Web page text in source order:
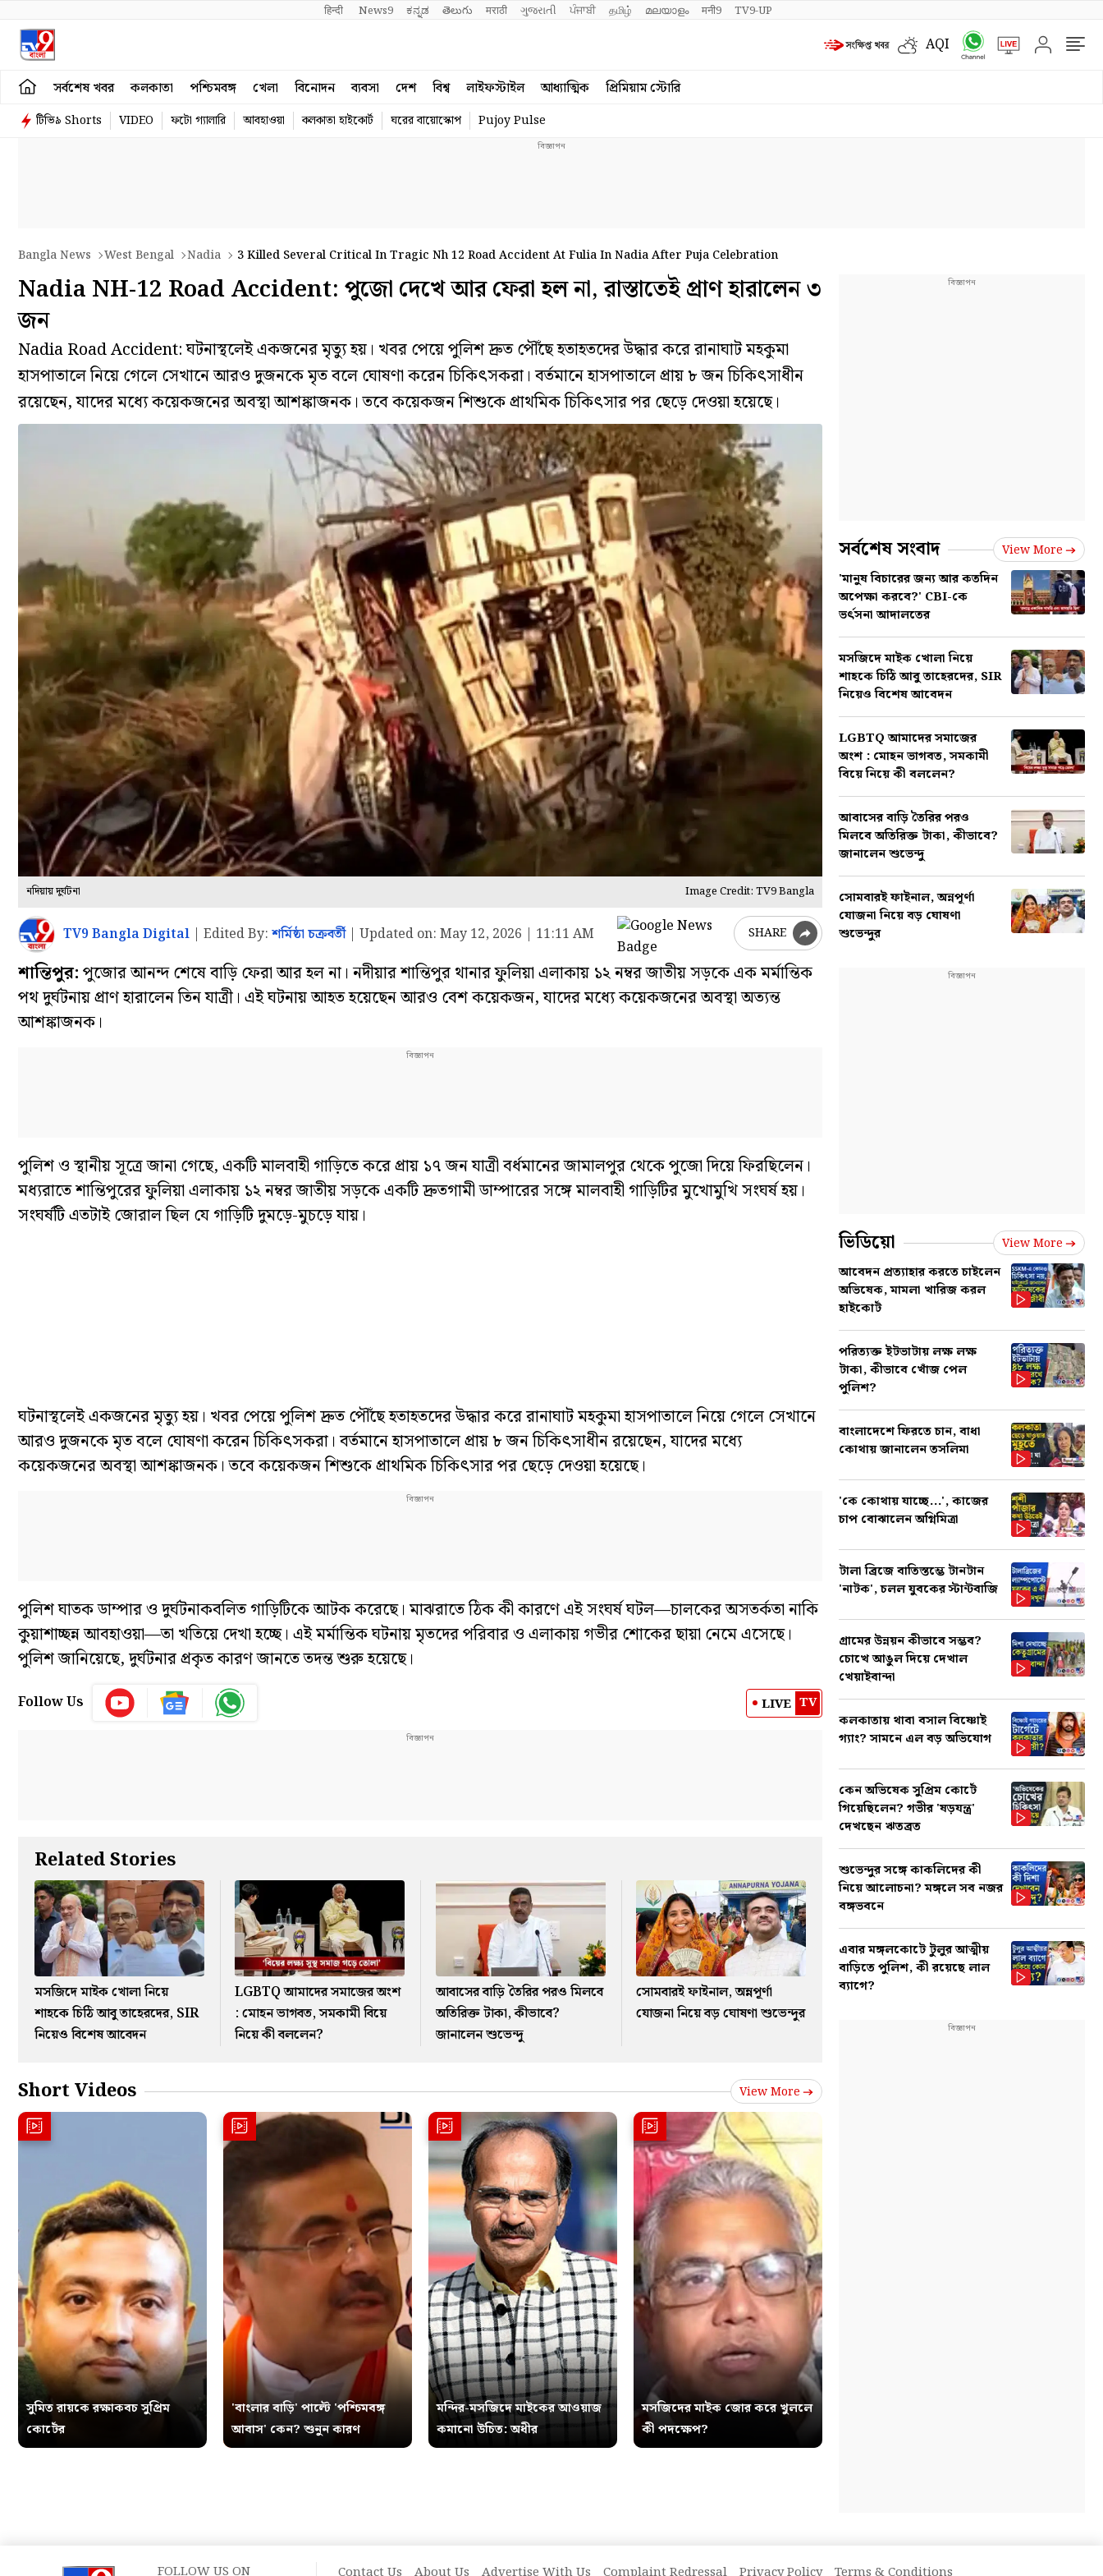
हिन्दी News9 ಕನ್ನಡ తెలుగు मराठी ગુજરાતી ਪੰਜਾਬੀ தமிழ் മലയാളം मनी9 TV9-UP
AQI
সর্বশেষ খবর কলকাতা পশ্চিমবঙ্গ খেলা বিনোদন ব্যবসা দেশ বিশ্ব লাইফস্টাইল আধ্যাত্মিক প্রিমিয়াম স্টোরি
টিভি৯ Shorts VIDEO ফটো গ্যালারি আবহাওয়া কলকাতা হাইকোর্ট ঘরের বায়োস্কোপ Pujoy Pulse
Bangla News West Bengal Nadia 3 Killed Several Critical In Tragic Nh 12 Road Accident At Fulia In Nadia After Puja Celebration
Nadia NH-12 Road Accident: পুজো দেখে আর ফেরা হল না, রাস্তাতেই প্রাণ হারালেন ৩
জন
Nadia Road Accident: ঘটনাস্থলেই একজনের মৃত্যু হয়। খবর পেয়ে পুলিশ দ্রুত পৌঁছে হতাহতদের উদ্ধার করে রানাঘাট মহকুমা
হাসপাতালে নিয়ে গেলে সেখানে আরও দুজনকে মৃত বলে ঘোষণা করেন চিকিৎসকরা। বর্তমানে হাসপাতালে প্রায় ৮ জন চিকিৎসাধীন
রয়েছেন, যাদের মধ্যে কয়েকজনের অবস্থা আশঙ্কাজনক। তবে কয়েকজন শিশুকে প্রাথমিক চিকিৎসার পর ছেড়ে দেওয়া হয়েছে।
নদিয়ায় দুর্ঘটনা Image Credit: TV9 Bangla
TV9 Bangla Digital | Edited By: শর্মিষ্ঠা চক্রবর্তী| Updated on: May 12, 2026 | 11:11 AM SHARE
শান্তিপুর:পুজোর আনন্দ শেষে বাড়ি ফেরা আর হল না। নদীয়ার শান্তিপুর থানার ফুলিয়া এলাকায় ১২ নম্বর জাতীয় সড়কে এক মর্মান্তিক
পথ দুর্ঘটনায় প্রাণ হারালেন তিন যাত্রী। এই ঘটনায় আহত হয়েছেন আরও বেশ কয়েকজন, যাদের মধ্যে কয়েকজনের অবস্থা অত্যন্ত
আশঙ্কাজনক।
পুলিশ ও স্থানীয় সূত্রে জানা গেছে, একটি মালবাহী গাড়িতে করে প্রায় ১৭ জন যাত্রী বর্ধমানের জামালপুর থেকে পুজো দিয়ে ফিরছিলেন।
মধ্যরাতে শান্তিপুরের ফুলিয়া এলাকায় ১২ নম্বর জাতীয় সড়কে একটি দ্রুতগামী ডাম্পারের সঙ্গে মালবাহী গাড়িটির মুখোমুখি সংঘর্ষ হয়।
সংঘর্ষটি এতটাই জোরাল ছিল যে গাড়িটি দুমড়ে-মুচড়ে যায়।
ঘটনাস্থলেই একজনের মৃত্যু হয়। খবর পেয়ে পুলিশ দ্রুত পৌঁছে হতাহতদের উদ্ধার করে রানাঘাট মহকুমা হাসপাতালে নিয়ে গেলে সেখানে
আরও দুজনকে মৃত বলে ঘোষণা করেন চিকিৎসকরা। বর্তমানে হাসপাতালে প্রায় ৮ জন চিকিৎসাধীন রয়েছেন, যাদের মধ্যে
কয়েকজনের অবস্থা আশঙ্কাজনক। তবে কয়েকজন শিশুকে প্রাথমিক চিকিৎসার পর ছেড়ে দেওয়া হয়েছে।
পুলিশ ঘাতক ডাম্পার ও দুর্ঘটনাকবলিত গাড়িটিকে আটক করেছে। মাঝরাতে ঠিক কী কারণে এই সংঘর্ষ ঘটল—চালকের অসতর্কতা নাকি
কুয়াশাচ্ছন্ন আবহাওয়া—তা খতিয়ে দেখা হচ্ছে। এই মর্মান্তিক ঘটনায় মৃতদের পরিবার ও এলাকায় গভীর শোকের ছায়া নেমে এসেছে।
পুলিশ জানিয়েছে, দুর্ঘটনার প্রকৃত কারণ জানতে তদন্ত শুরু হয়েছে।
Follow Us LIVE TV
Related Stories
মসজিদে মাইক খোলা নিয়ে
শাহকে চিঠি আবু তাহেরদের, SIR
নিয়েও বিশেষ আবেদন
LGBTQ আমাদের সমাজের অংশ
: মোহন ভাগবত, সমকামী বিয়ে
নিয়ে কী বললেন?
আবাসের বাড়ি তৈরির পরও মিলবে
অতিরিক্ত টাকা, কীভাবে?
জানালেন শুভেন্দু
সোমবারই ফাইনাল, অন্নপূর্ণা
যোজনা নিয়ে বড় ঘোষণা শুভেন্দুর
Short Videos View More
সুমিত রায়কে রক্ষাকবচ সুপ্রিম
কোর্টের
'বাংলার বাড়ি' পাল্টে 'পশ্চিমবঙ্গ
আবাস' কেন? শুনুন কারণ
মন্দির-মসজিদে মাইকের আওয়াজ
কমানো উচিত: অধীর
মসজিদের মাইক জোর করে খুললে
কী পদক্ষেপ?
সর্বশেষ সংবাদ View More
'মানুষ বিচারের জন্য আর কতদিন
অপেক্ষা করবে?' CBI-কে
ভর্ৎসনা আদালতের
মসজিদে মাইক খোলা নিয়ে
শাহকে চিঠি আবু তাহেরদের, SIR
নিয়েও বিশেষ আবেদন
LGBTQ আমাদের সমাজের
অংশ : মোহন ভাগবত, সমকামী
বিয়ে নিয়ে কী বললেন?
আবাসের বাড়ি তৈরির পরও
মিলবে অতিরিক্ত টাকা, কীভাবে?
জানালেন শুভেন্দু
সোমবারই ফাইনাল, অন্নপূর্ণা
যোজনা নিয়ে বড় ঘোষণা
শুভেন্দুর
ভিডিয়ো View More
আবেদন প্রত্যাহার করতে চাইলেন
অভিষেক, মামলা খারিজ করল
হাইকোর্ট
পরিত্যক্ত ইটভাটায় লক্ষ লক্ষ
টাকা, কীভাবে খোঁজ পেল
পুলিশ?
বাংলাদেশে ফিরতে চান, বাধা
কোথায় জানালেন তসলিমা
'কে কোথায় যাচ্ছে...', কাজের
চাপ বোঝালেন অগ্নিমিত্রা
টালা ব্রিজে বাতিস্তম্ভে টানটান
'নাটক', চলল যুবকের স্টান্টবাজি
গ্রামের উন্নয়ন কীভাবে সম্ভব?
চোখে আঙুল দিয়ে দেখাল
খেয়াইবান্দা
কলকাতায় থাবা বসাল বিষ্ণোই
গ্যাং? সামনে এল বড় অভিযোগ
কেন অভিষেক সুপ্রিম কোর্টে
গিয়েছিলেন? গভীর 'ষড়যন্ত্র'
দেখছেন ঋতব্রত
শুভেন্দুর সঙ্গে কাকলিদের কী
নিয়ে আলোচনা? মঙ্গলে সব নজর
বঙ্গভবনে
এবার মঙ্গলকোটে টুলুর আত্মীয়
বাড়িতে পুলিশ, কী রয়েছে লাল
ব্যাগে?
FOLLOW US ON